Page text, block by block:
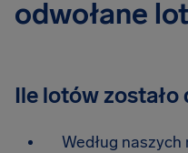
odwołane
Ile lotów zostało
Według